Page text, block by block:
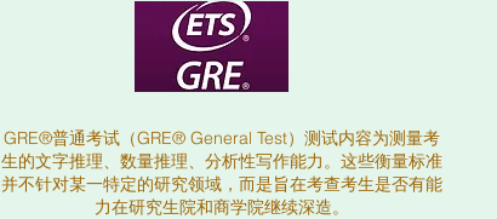
GRE®普通考试（GRE® General Test）测试内容为测量考
生的文字推理、数量推理、分析性写作能力。这些衡量标准
并不针对某一特定的研究领域，而是旨在考查考生是否有能
力在研究生院和商学院继续深造。